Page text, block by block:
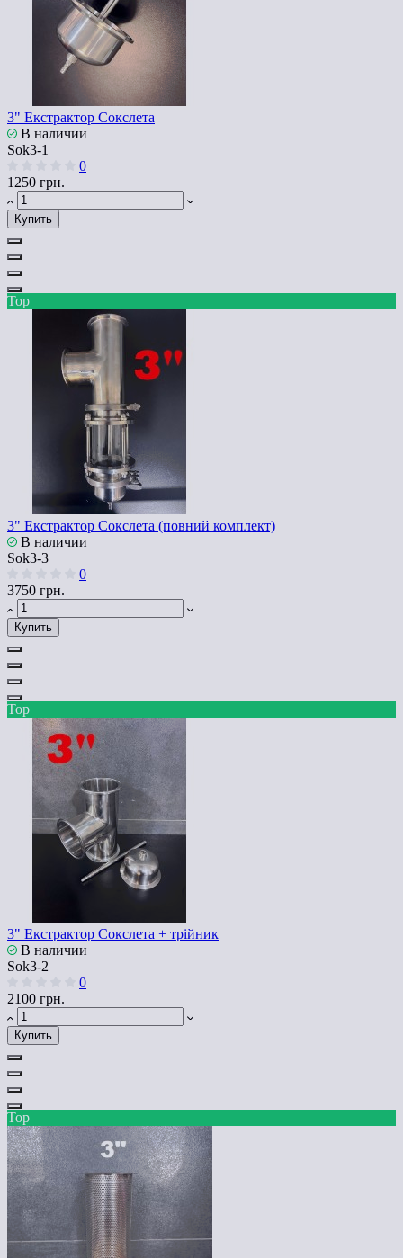
3" Екстрактор Сокслета
В наличии
Sok3-1
0
1250 грн.
Купить
Top
3" Екстрактор Сокслета (повний комплект)
В наличии
Sok3-3
0
3750 грн.
Купить
Top
3" Екстрактор Сокслета + трійник
В наличии
Sok3-2
0
2100 грн.
Купить
Top